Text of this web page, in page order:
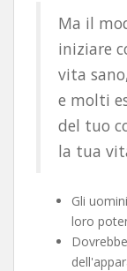
Ma il
iniziare
vita
e molti
del tuo
la tua
Gli
loro